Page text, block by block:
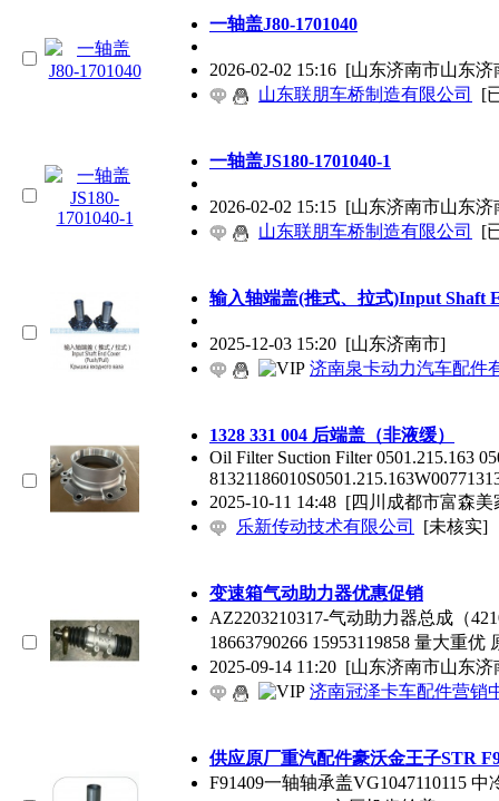
一轴盖J80-1701040
2026-02-02 15:16 [山东济南市山东
山东联朋车桥制造有限公司
[
一轴盖JS180-1701040-1
2026-02-02 15:15 [山东济南市山东
山东联朋车桥制造有限公司
[
输入轴端盖(推式、拉式)Input Shaft
2025-12-03 15:20 [山东济南市]
济南泉卡动力汽车配件
1328 331 004 后端盖（非液缓）
Oil Filter Suction Filter 0501.215.163
2025-10-11 14:48 [四川成都市富森
乐新传动技术有限公司
[未核实]
变速箱气动助力器优惠促销
AZ2203210317-气动助力器总成（
18663790266 15953119858 量大重优
2025-09-14 11:20 [山东济南市山东
济南冠泽卡车配件营销
供应原厂重汽配件豪沃金王子STR
F91409一轴轴承盖VG1047110115